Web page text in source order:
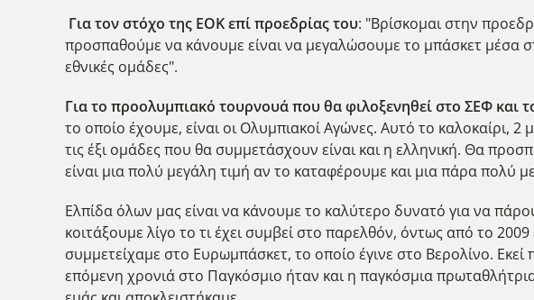
Για τον στόχο της ΕΟΚ επί προεδρίας του: "Βρίσκομαι στην
προσπαθούμε να κάνουμε είναι να μεγαλώσουμε το μπάσκετ μέσα
εθνικές ομάδες".
Για το προολυμπιακό τουρνουά που θα φιλοξενηθεί στο ΣΕΦ
το οποίο έχουμε, είναι οι Ολυμπιακοί Αγώνες. Αυτό το
τις έξι ομάδες που θα συμμετάσχουν είναι και η ελληνική. Θα
είναι μια πολύ μεγάλη τιμή αν το καταφέρουμε και μια πάρα πολύ
Ελπίδα όλων μας είναι να κάνουμε το καλύτερο δυνατό για να
κοιτάξουμε λίγο το τι έχει συμβεί στο παρελθόν, όντως από το
συμμετείχαμε στο Ευρωμπάσκετ, το οποίο έγινε στο Βερολίνο.
επόμενη χρονιά στο Παγκόσμιο ήταν και η παγκόσμια